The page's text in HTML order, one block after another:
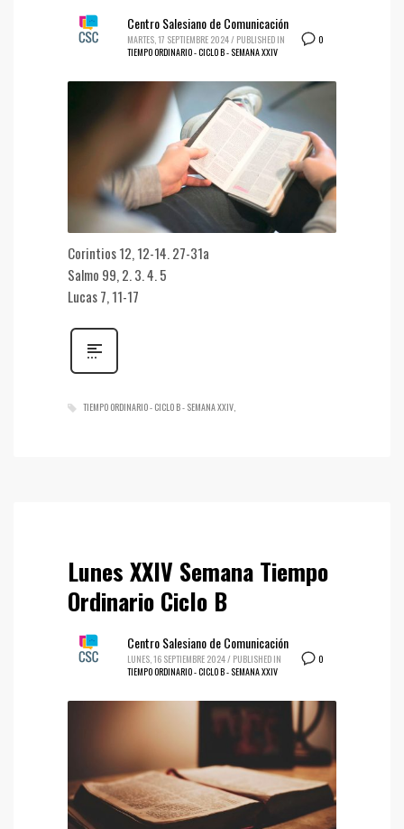
0
Centro Salesiano de Comunicación
MARTES, 17 SEPTIEMBRE 2024/ PUBLISHED IN
TIEMPO ORDINARIO - CICLO B - SEMANA XXIV
Corintios 12, 12-14. 27-31a
Salmo 99, 2. 3. 4. 5
Lucas 7, 11-17
TIEMPO ORDINARIO - CICLO B - SEMANA XXIV
Lunes XXIV Semana Tiempo
Ordinario Ciclo B
0
Centro Salesiano de Comunicación
LUNES, 16 SEPTIEMBRE 2024/ PUBLISHED IN
TIEMPO ORDINARIO - CICLO B - SEMANA XXIV